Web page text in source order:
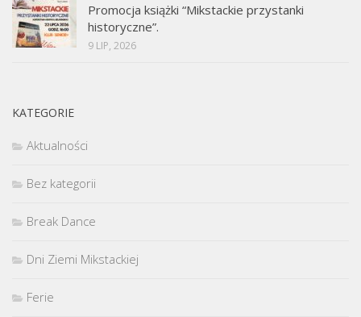
Promocja książki “Mikstackie przystanki
historyczne”.
9 LIP, 2026
KATEGORIE
Aktualności
Bez kategorii
Break Dance
Dni Ziemi Mikstackiej
Ferie